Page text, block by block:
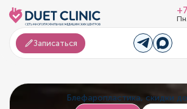
Записаться
Блефаропластика, скидки